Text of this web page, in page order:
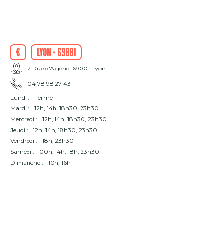
€ Lyon - 69001
2 Rue d'Algérie, 69001 Lyon
04 78 98 27 43
Lundi :
Fermé
Mardi :
12h, 14h, 18h30, 23h30
Mercredi :
12h, 14h, 18h30, 23h30
Jeudi :
12h, 14h, 18h30, 23h30
Vendredi :
18h, 23h30
Samedi :
00h, 14h, 18h, 23h30
Dimanche :
10h, 16h